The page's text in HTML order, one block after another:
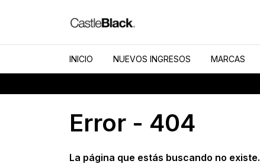
INICIO NUEVOS INGRESOS MARCAS
Error - 404
La página que estás buscando no existe.